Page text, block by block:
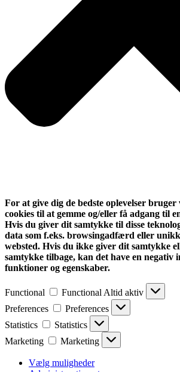
For at give dig de bedste oplevelser
cookies til at gemme og/eller få adgang til
Hvis du giver dit samtykke til disse
data som f.eks. browsingadfærd eller
websted. Hvis du ikke giver dit samtykke
samtykke tilbage, kan det have en negativ
funktioner og egenskaber.
Functional Functional Altid aktiv
Preferences
Preferences
Statistics
Statistics
Marketing
Marketing
Vælg muligheder